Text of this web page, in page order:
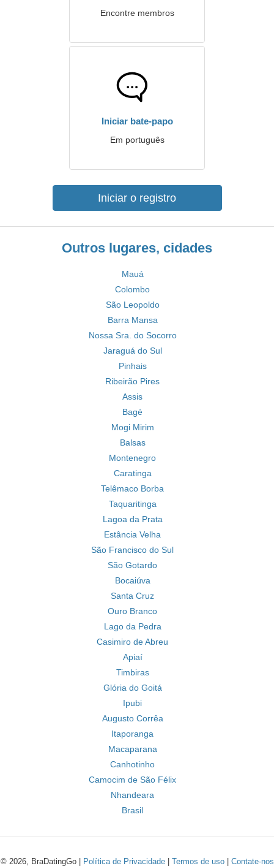
Encontre membros
Iniciar bate-papo
Em português
Iniciar o registro
Outros lugares, cidades
Mauá
Colombo
São Leopoldo
Barra Mansa
Nossa Sra. do Socorro
Jaraguá do Sul
Pinhais
Ribeirão Pires
Assis
Bagé
Mogi Mirim
Balsas
Montenegro
Caratinga
Telêmaco Borba
Taquaritinga
Lagoa da Prata
Estância Velha
São Francisco do Sul
São Gotardo
Bocaiúva
Santa Cruz
Ouro Branco
Lago da Pedra
Casimiro de Abreu
Apiaí
Timbiras
Glória do Goitá
Ipubi
Augusto Corrêa
Itaporanga
Macaparana
Canhotinho
Camocim de São Félix
Nhandeara
Brasil
© 2026, BraDatingGo | Política de Privacidade| Termos de uso| Contate-nos